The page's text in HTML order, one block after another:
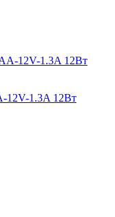
12V-1.3A 12Вт